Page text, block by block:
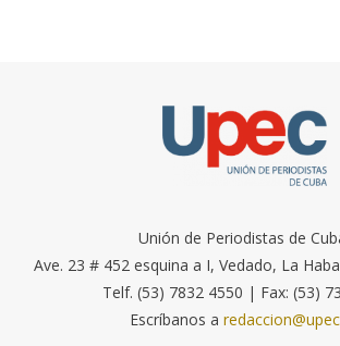
Unión de Periodistas de
Ave. 23 # 452 esquina a I, Vedado, La
Telf. (53) 7832 4550 | Fax: (53)
Escríbanos a